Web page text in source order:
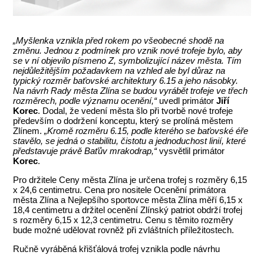
„Myšlenka vznikla před rokem po všeobecné shodě na
změnu. Jednou z podmínek pro vznik nové trofeje bylo, aby
se v ní objevilo písmeno Z, symbolizující název města. Tím
nejdůležitějším požadavkem na vzhled ale byl důraz na
typický rozměr baťovské architektury 6.15 a jeho násobky.
Na návrh Rady města Zlína se budou vyrábět trofeje ve třech
rozměrech, podle významu ocenění,“uvedl primátorJiří
Korec. Dodal, že vedení města šlo při tvorbě nové trofeje
především o dodržení konceptu, který se prolíná městem
Zlínem.„Kromě rozměru 6.15, podle kterého se baťovské éře
stavělo, se jedná o stabilitu, čistotu a jednoduchost linií, které
představuje právě Baťův mrakodrap,“vysvětlil primátor
Korec.
Pro držitele Ceny města Zlína je určena trofej s rozměry 6,15
x 24,6 centimetru. Cena pro nositele Ocenění primátora
města Zlína a Nejlepšího sportovce města Zlína měří 6,15 x
18,4 centimetru a držitel ocenění Zlínský patriot obdrží trofej
s rozměry 6,15 x 12,3 centimetru. Cenu s těmito rozměry
bude možné udělovat rovněž při zvláštních příležitostech.
Ručně vyráběná křišťálová trofej vznikla podle návrhu